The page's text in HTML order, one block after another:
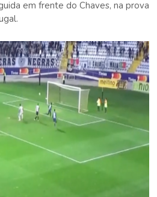
em frente do Chaves, na prova